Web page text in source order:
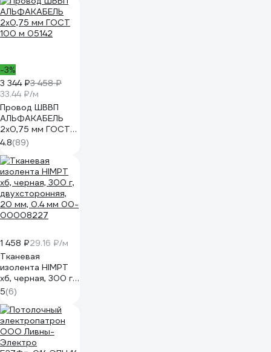
-3%
3 344 ₽3 458 ₽
33.44 ₽/м
Провод ШВВП
АЛЬФАКАБЕЛЬ
2х0,75 мм ГОСТ
100 м 05142
4.8(89)
1 458 ₽29.16 ₽/м
Тканевая
изолента HIMPT
хб, черная, 300 г,
двухсторонняя,
20 мм, 0.4 мм 00-
00008227
5(6)